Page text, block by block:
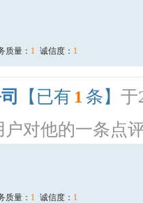
质量： 1 诚信度： 1
【已有 1 条】 于
户对他的一条点
质量： 1 诚信度： 1